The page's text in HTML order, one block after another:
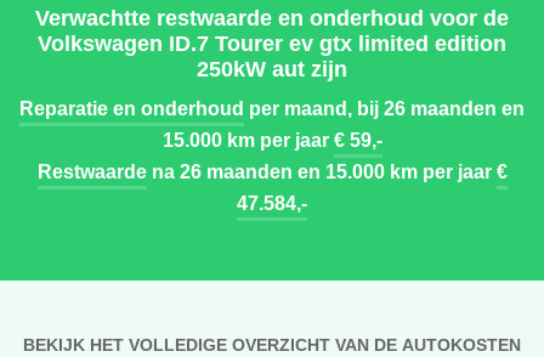
Verwachtte restwaarde en onderhoud voor de
Volkswagen ID.7 Tourer ev gtx limited edition
250kW aut zijn
Reparatie en onderhoud per maand, bij 26 maanden en
15.000 km per jaar€ 59,-
Restwaardena 26 maanden en 15.000 km per jaar€
47.584,-
BEKIJK HET VOLLEDIGE OVERZICHT VAN DE AUTOKOSTEN